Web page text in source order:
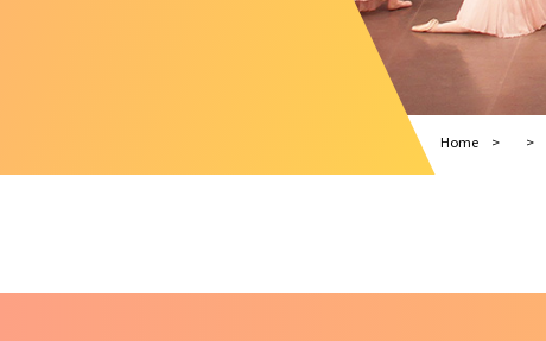
Home